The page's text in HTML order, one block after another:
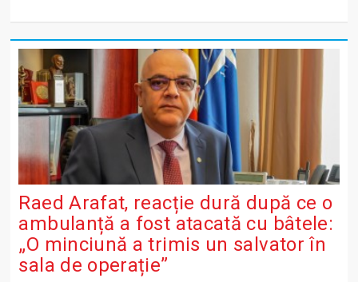
Raed Arafat, reacție dură după ce o
ambulanță a fost atacată cu bâtele:
„O minciună a trimis un salvator în
sala de operație”